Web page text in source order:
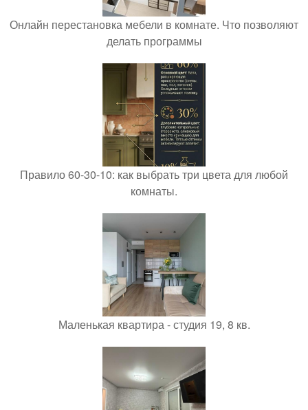
Онлайн перестановка мебели в комнате. Что позволяют
делать программы
Правило 60-30-10: как выбрать три цвета для любой
комнаты.
Маленькая квартира - студия 19, 8 кв.